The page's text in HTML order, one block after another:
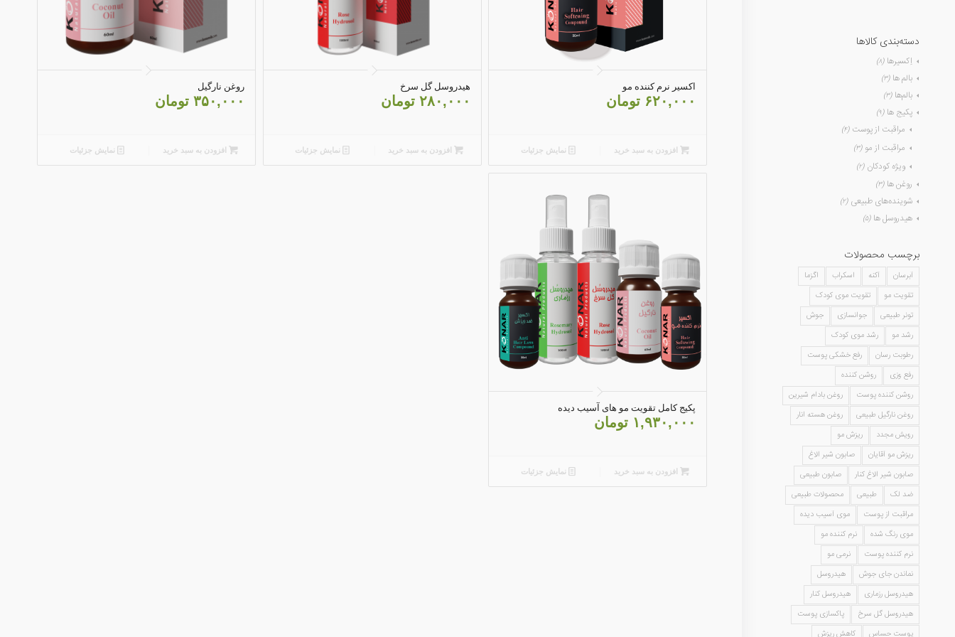
اکسیر نرم کننده مو
۶۲۰,۰۰۰ تومان
افزودن به سبد خرید نمایش جزئیات
4.20
هیدروسل گل سرخ
۲۸۰,۰۰۰ تومان
افزودن به سبد خرید نمایش جزئیات
3.25
روغن نارگیل
۳۵۰,۰۰۰ تومان
افزودن به سبد خرید نمایش جزئیات
4.82
پکیج کامل تقویت مو های آسیب دیده
۱,۹۳۰,۰۰۰ تومان
افزودن به سبد خرید نمایش جزئیات
دسته‌بندی کالاها
اِکسیرها (۸)
بالم ها (۳)
بالم‌ها (۳)
پکیج ها (۹)
مراقبت از پوست (۴)
مراقبت از مو (۳)
ویژه کودکان (۲)
روغن ها (۳)
شوینده‌های طبیعی (۲)
هیدروسل ها (۵)
برچسب محصولات
آبرسان آکنه اسکراب
اگزما
تقویت مو
تقویت موی کودک
تونر طبیعی
جوانسازی
جوش
رشد مو
رشد موی کودک
رطوبت رسان
رفع خشکی پوست
رفع وزی
روشن کننده
روشن کننده پوست
روغن بادام شیرین
روغن نارگیل طبیعی
روغن هسته انار
رویش مجدد
ریزش مو
ریزش مو آقایان
صابون شیر الاغ
صابون شیر الاغ کنار
صابون طبیعی
ضد لک
طبیعی
محصولات طبیعی
مراقبت از پوست
موی آسیب دیده
موی رنگ شده
نرم کننده مو
نرم کننده پوست
نرمی مو
نماندن جای جوش
هیدروسل
هیدروسل رزماری
هیدروسل کنار
هیدروسل گل سرخ
پاکسازی پوست
پوست حساس
کاهش ریزش